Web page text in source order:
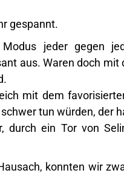
gespannt.
jeder gegen
aus. Waren doch mit
mit dem
tun würden, der
durch ein Tor von
konnten wir